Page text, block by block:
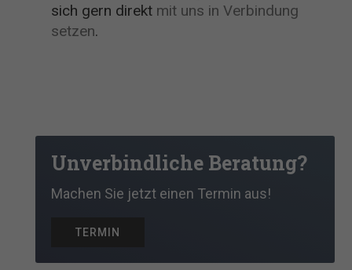
sich gern direkt mit uns in Verbindung
setzen.
Unverbindliche Beratung?
Machen Sie jetzt einen Termin aus!
TERMIN